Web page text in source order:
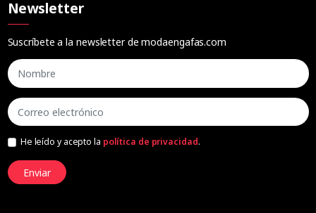
Newsletter
Suscríbete a la newsletter de modaengafas.com
He leído y acepto la política de privacidad.
Enviar